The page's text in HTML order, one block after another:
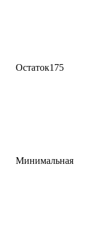
Остаток175
Минимальная